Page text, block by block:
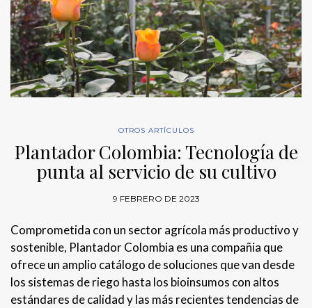
OTROS ARTÍCULOS
Plantador Colombia: Tecnología de
punta al servicio de su cultivo
9 FEBRERO DE 2023
Comprometida con un sector agrícola más productivo y
sostenible, Plantador Colombia es una compañia que
ofrece un amplio catálogo de soluciones que van desde
los sistemas de riego hasta los bioinsumos con altos
estándares de calidad y las más recientes tendencias de